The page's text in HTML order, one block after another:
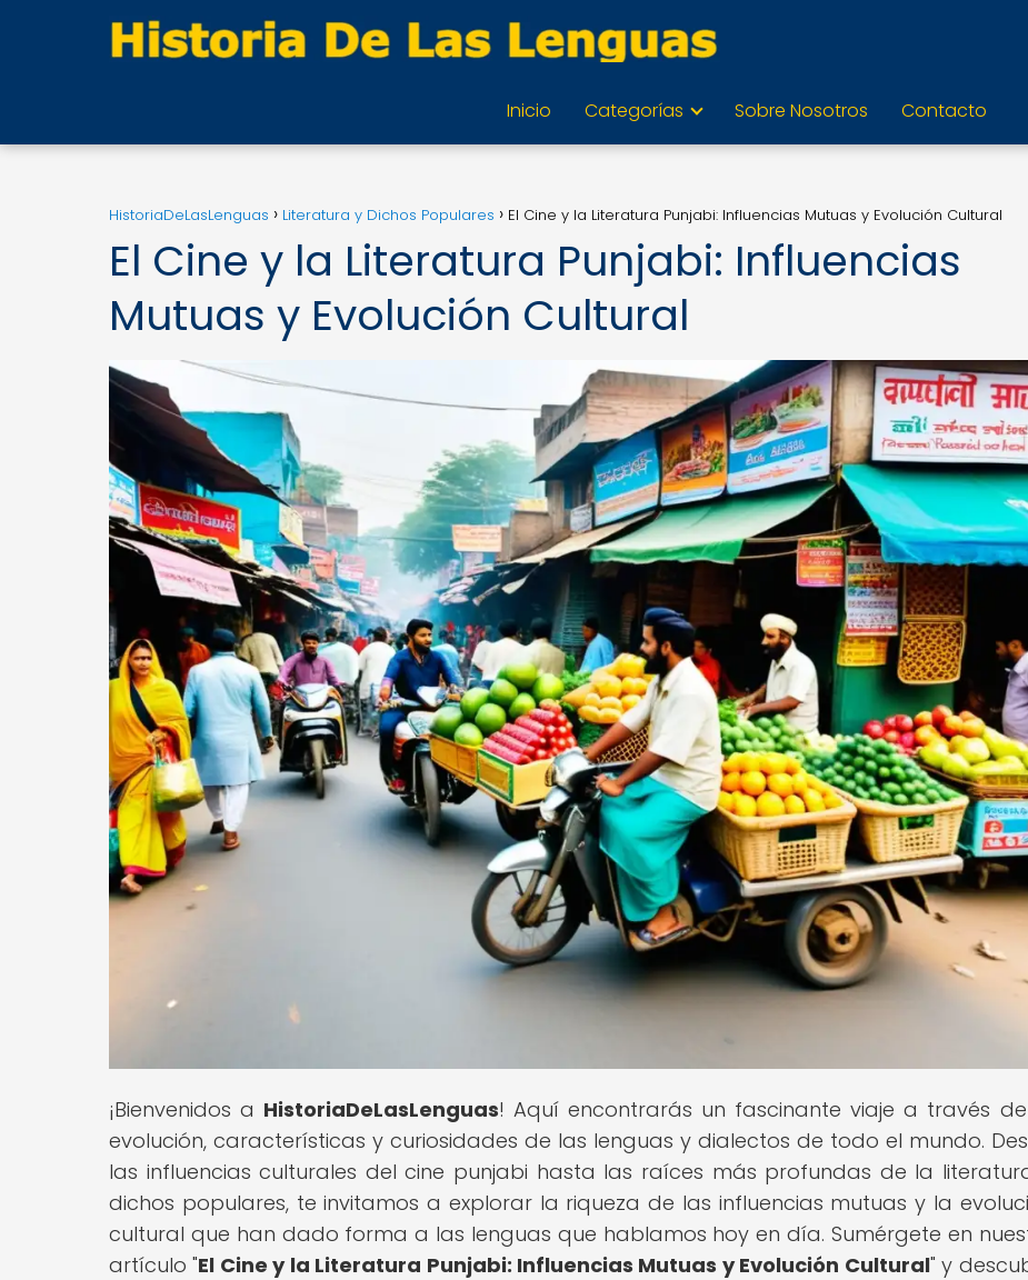
Inicio Categorías Sobre Nosotros Contacto
HistoriaDeLasLenguas Literatura y Dichos Populares El Cine y la Literatura Punjabi: Influencias Mutuas y Evolución Cultural
El Cine y la Literatura Punjabi: Influencias
Mutuas y Evolución Cultural
¡Bienvenidos a HistoriaDeLasLenguas! Aquí encontrarás un fascinante viaje a través
evolución, características y curiosidades de las lenguas y dialectos de todo el mundo.
las influencias culturales del cine punjabi hasta las raíces más profundas de la
dichos populares, te invitamos a explorar la riqueza de las influencias mutuas y la
cultural que han dado forma a las lenguas que hablamos hoy en día. Sumérgete en
artículo "El Cine y la Literatura Punjabi: Influencias Mutuas y Evolución Cultural" y